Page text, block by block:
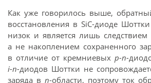
Как уже говорилось выше,
восстановления в SiC-диоде
низок и является лишь следствием
а не накоплением сохраненного
в отличие от кремниевых p-n-
i-n-диодов Шоттки не
заряда в n-области, поэтому ток